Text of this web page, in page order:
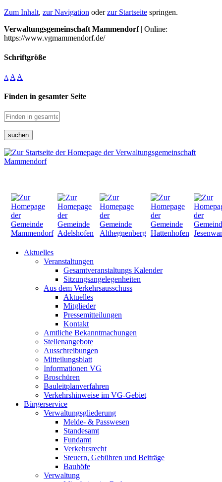
Zum Inhalt, zur Navigation oderzur Startseite springen.
Verwaltungsgemeinschaft Mammendorf| Online:
https://www.vgmammendorf.de/
Schriftgröße
A A A
Finden in gesamter Seite
suchen
Aktuelles
Veranstaltungen
Gesamtveranstaltungs Kalender
Sitzungsangelegenheiten
Aus dem Verkehrsausschuss
Aktuelles
Mitglieder
Pressemitteilungen
Kontakt
Amtliche Bekanntmachungen
Stellenangebote
Ausschreibungen
Mitteilungsblatt
Informationen VG
Broschüren
Bauleitplanverfahren
Verkehrshinweise im VG-Gebiet
Bürgerservice
Verwaltungsgliederung
Melde- & Passwesen
Standesamt
Fundamt
Verkehrsrecht
Steuern, Gebühren und Beiträge
Bauhöfe
Verwaltung